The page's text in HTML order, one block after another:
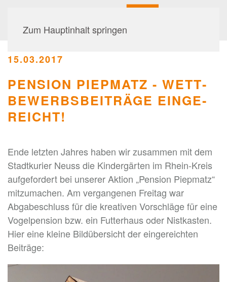
Zum Hauptinhalt springen
15.03.2017
PENSION PIEPMATZ - WETT­
BEWERBS­BEITRÄGE EINGE­
REICHT!
Ende letzten Jahres haben wir zusammen mit dem
Stadtkurier Neuss die Kindergärten im Rhein-Kreis
aufgefordert bei unserer Aktion „Pension Piepmatz“
mitzumachen. Am vergangenen Freitag war
Abgabeschluss für die kreativen Vorschläge für eine
Vogelpension bzw. ein Futterhaus oder Nistkasten.
Hier eine kleine Bildübersicht der eingereichten
Beiträge: